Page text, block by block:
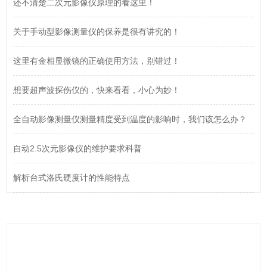
还不清楚二次元影像仪原理的看这里！
关于手动型影像测量仪的保养是很有讲究的！
这里有金相显微镜的正确使用方法，别错过！
想要超声波探伤仪的，快来看看，小心为妙！
全自动影像测量仪测量精度受到温度的影响时，我们该怎么办？
自动2.5次元影像仪的维护要求科普
解析台式洛氏硬度计的性能特点